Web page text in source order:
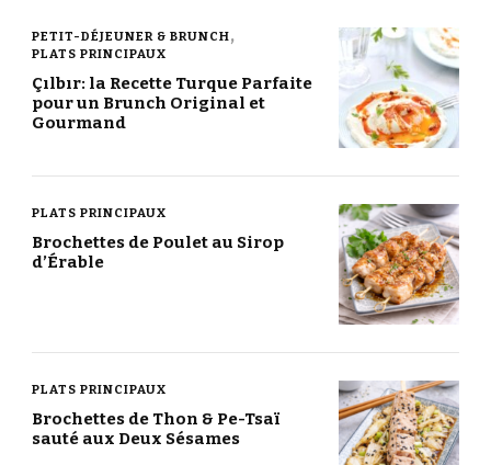
PETIT-DÉJEUNER & BRUNCH
PLATS PRINCIPAUX
Çılbır: la Recette Turque Parfaite
pour un Brunch Original et
Gourmand
PLATS PRINCIPAUX
Brochettes de Poulet au Sirop
d’Érable
PLATS PRINCIPAUX
Brochettes de Thon & Pe-Tsaï
sauté aux Deux Sésames